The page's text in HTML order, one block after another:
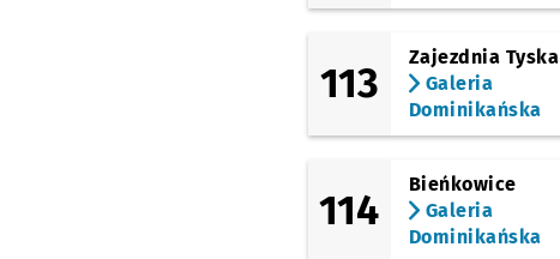
113
Zajezdnia Tyska
Galeria
Dominikańska
114
Bieńkowice
Galeria
Dominikańska